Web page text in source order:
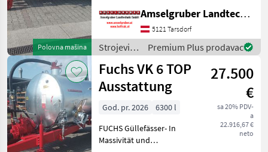
Polovna mašina
(Stärkste Materialstärken +
Beste Materialen und Beste
Komponenten der
führenden TOP Hersteller!)
Sei
Amselgruber Landtechnik GmbH
5121 Tarsdorf
Strojevi
za
đubrenje,
gnojenje i
navodnjavanje
/ Fuchs
Premium Plus prodavac
Fuchs VK 6 TOP
Ausstattung
27.500
€
sa 20% PDV-
a
22.916,67 €
neto
God. pr. 2026
6300 l
FUCHS Güllefässer- In
Massivität und